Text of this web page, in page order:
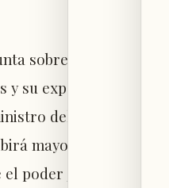
sobre el
su exposición al
del Interior
mayor rigor y
poder judicial y las